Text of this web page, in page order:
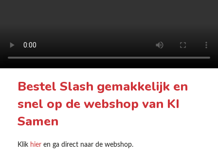
Bestel Slash gemakkelijk en
snel op de webshop van KI
Samen
Klik hieren ga direct naar de webshop.